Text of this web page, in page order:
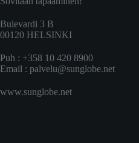
Bulevardi 3 B
00120 HELSINKI
Puh : +358 10 420 8900
Email : palvelu@sunglobe.net
www.sunglobe.net